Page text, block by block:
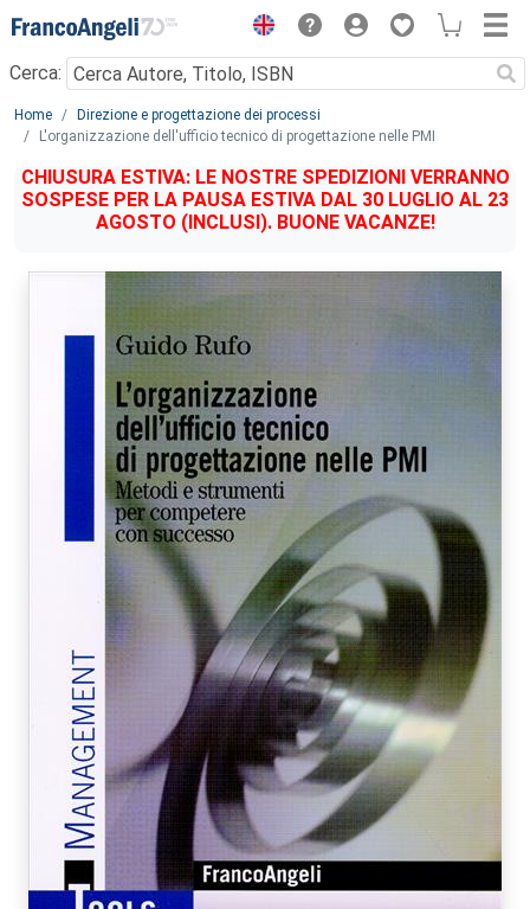
Menu
Cerca:
Main content
Home
Direzione e progettazione dei processi
L'organizzazione dell'ufficio tecnico di progettazione nelle PMI
CHIUSURA ESTIVA: LE NOSTRE SPEDIZIONI VERRANNO
SOSPESE PER LA PAUSA ESTIVA DAL 30 LUGLIO AL 23
AGOSTO (INCLUSI). BUONE VACANZE!